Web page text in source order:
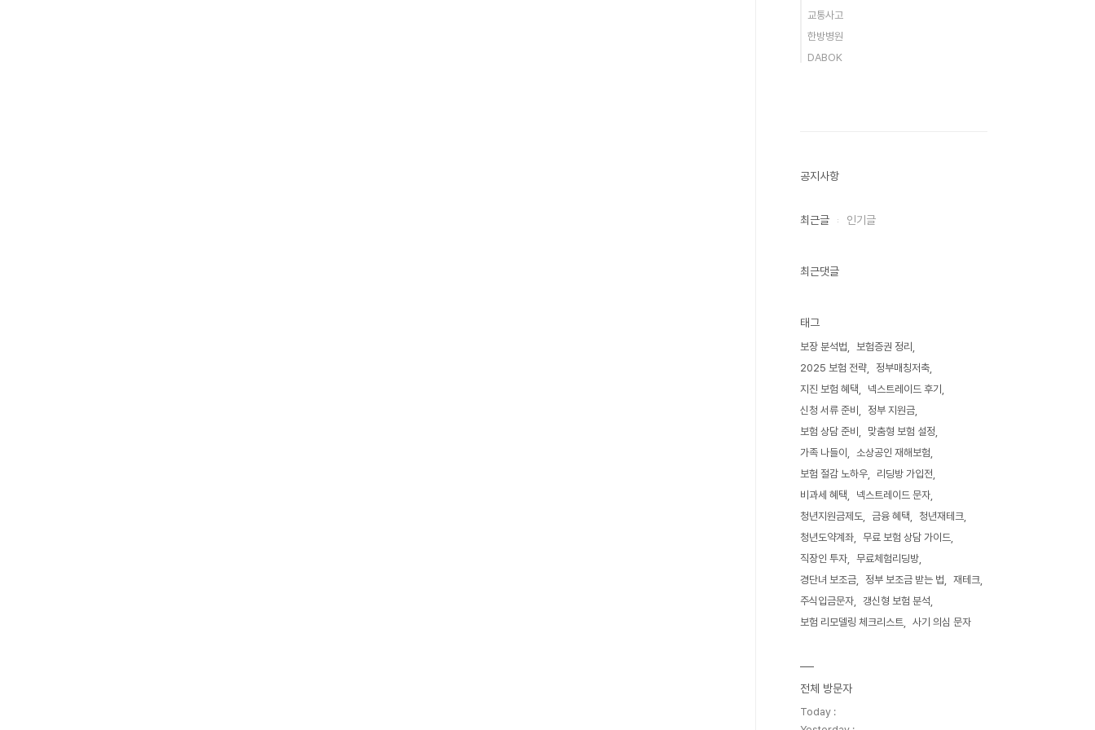
교통사고
한방병원
DABOK
공지사항
최근글 인기글
최근댓글
태그
보장 분석법
보험증권 정리
2025 보험 전략
정부매칭저축
지진 보험 혜택
넥스트레이드 후기
신청 서류 준비
정부 지원금
보험 상담 준비
맞춤형 보험 설정
가족 나들이
소상공인 재해보험
보험 절감 노하우
리딩방 가입전
비과세 혜택
넥스트레이드 문자
청년지원금제도
금융 혜택
청년재테크
청년도약계좌
무료 보험 상담 가이드
직장인 투자
무료체험리딩방
경단녀 보조금
정부 보조금 받는 법
재테크
주식입금문자
갱신형 보험 분석
보험 리모델링 체크리스트
사기 의심 문자
전체 방문자
Today :